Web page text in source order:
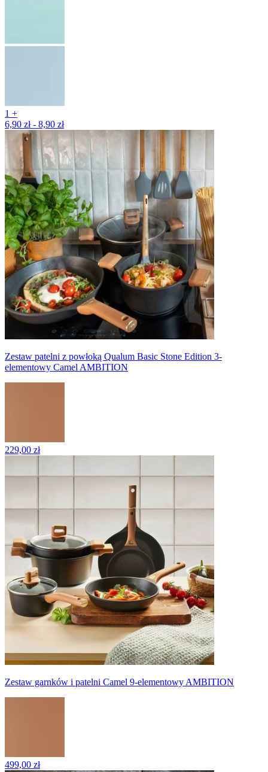
1 +
6,90 zł - 8,90 zł
Zestaw patelni z powłoką Qualum Basic Stone Edition 3-
elementowy Camel AMBITION
229,00 zł
Zestaw garnków i patelni Camel 9-elementowy AMBITION
499,00 zł